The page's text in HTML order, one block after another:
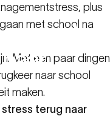
omgaat
naar
plus
met school na
Met een paar dingen
naar school
maken.
terug naar